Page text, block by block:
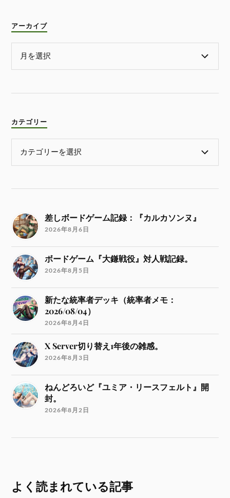
アーカイブ
カテゴリー
差しボードゲーム記録：『カルカソンヌ』
2026年8月6日
ボードゲーム『大鎌戦役』対人戦記録。
2026年8月5日
新たな統率者デッキ（統率者メモ：
2026/08/04）
2026年8月4日
X Server切り替え1年後の雑感。
2026年8月3日
ねんどろいど『ユミア・リースフェルト』開
封。
2026年8月2日
よく読まれている記事